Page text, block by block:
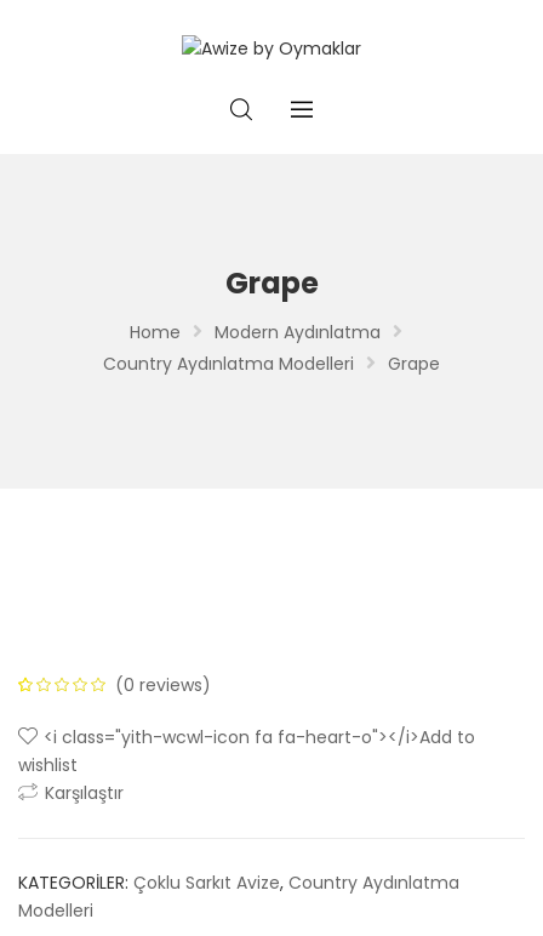
Grape
Home
Modern Aydınlatma
Country Aydınlatma Modelleri
Grape
based on
customer
ratings
(0 reviews)
<i class="yith-wcwl-icon fa fa-heart-o"></i>Add to
wishlist
Karşılaştır
KATEGORILER: Çoklu Sarkıt Avize, Country Aydınlatma
Modelleri